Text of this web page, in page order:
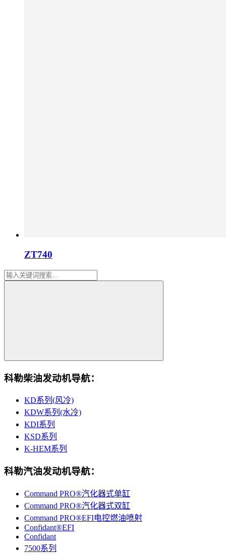
ZT740
科勒柴油发动机导航：
KD系列(风冷)
KDW系列(水冷)
KDI系列
KSD系列
K-HEM系列
科勒汽油发动机导航：
Command PRO®汽化器式单缸
Command PRO®汽化器式双缸
Command PRO®EFI电控燃油喷射
Confidant®EFI
Confidant
7500系列